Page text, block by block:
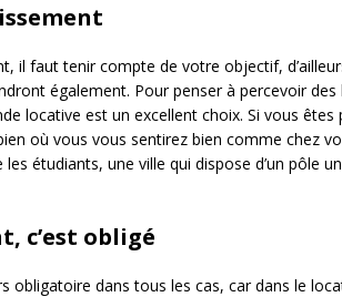
il faut tenir compte de votre objectif,
également. Pour penser à percevoir des
locative est un excellent choix. Si vous êtes
où vous vous sentirez bien comme chez
étudiants, une ville qui dispose d’un pôle
c’est obligé
obligatoire dans tous les cas, car dans le